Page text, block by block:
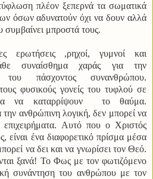
πλέον ξεπερνά τα σωματικά
όσων αδυνατούν όχι να δουν αλλά
μπροστά τους.
ερωτήσεις ,ρηχοί, γυμνοί και
συναίσθημα χαράς για την
του πάσχοντος συνανθρώπου.
φυσικούς γονείς του τυφλού σε
να καταρρίψουν το θαύμα.
ανθρώπινη λογική, δεν μπορεί να
επιχειρήματα. Αυτό που ο Χριστός
είναι ένα διαφορετικό πρίσμα μέσα
να δει και να γνωρίσει τον Θεό.
ξανά! Το Φως με τον φωτιζόμενο
συνάντηση του ανθρώπου με τον